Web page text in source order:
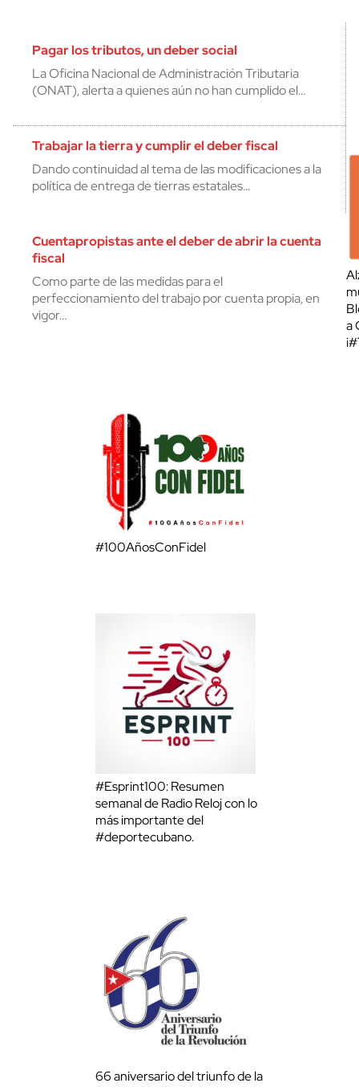
Pagar los tributos, un deber social
La Oficina Nacional de Administración Tributaria
(ONAT), alerta a quienes aún no han cumplido el…
Trabajar la tierra y cumplir el deber fiscal
Dando continuidad al tema de las modificaciones a la
política de entrega de tierras estatales…
Cuentapropistas ante el deber de abrir la cuenta
fiscal
Como parte de las medidas para el
perfeccionamiento del trabajo por cuenta propia, en
vigor…
a
#100AñosConFidel
#Esprint100: Resumen
semanal de Radio Reloj con lo
más importante del
#deportecubano.
66 aniversario del triunfo de la